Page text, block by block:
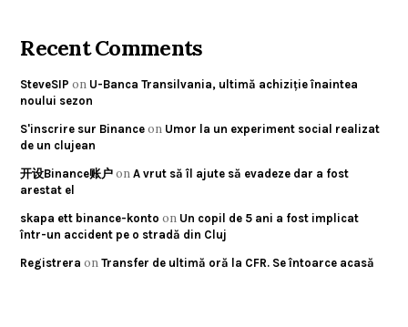
Recent Comments
SteveSIP on U-Banca Transilvania, ultimă achiziție înaintea
noului sezon
S'inscrire sur Binance on Umor la un experiment social realizat
de un clujean
开设Binance账户 onA vrut să îl ajute să evadeze dar a fost
arestat el
skapa ett binance-konto on Un copil de 5 ani a fost implicat
într-un accident pe o stradă din Cluj
Registrera onTransfer de ultimă oră la CFR. Se întoarce acasă